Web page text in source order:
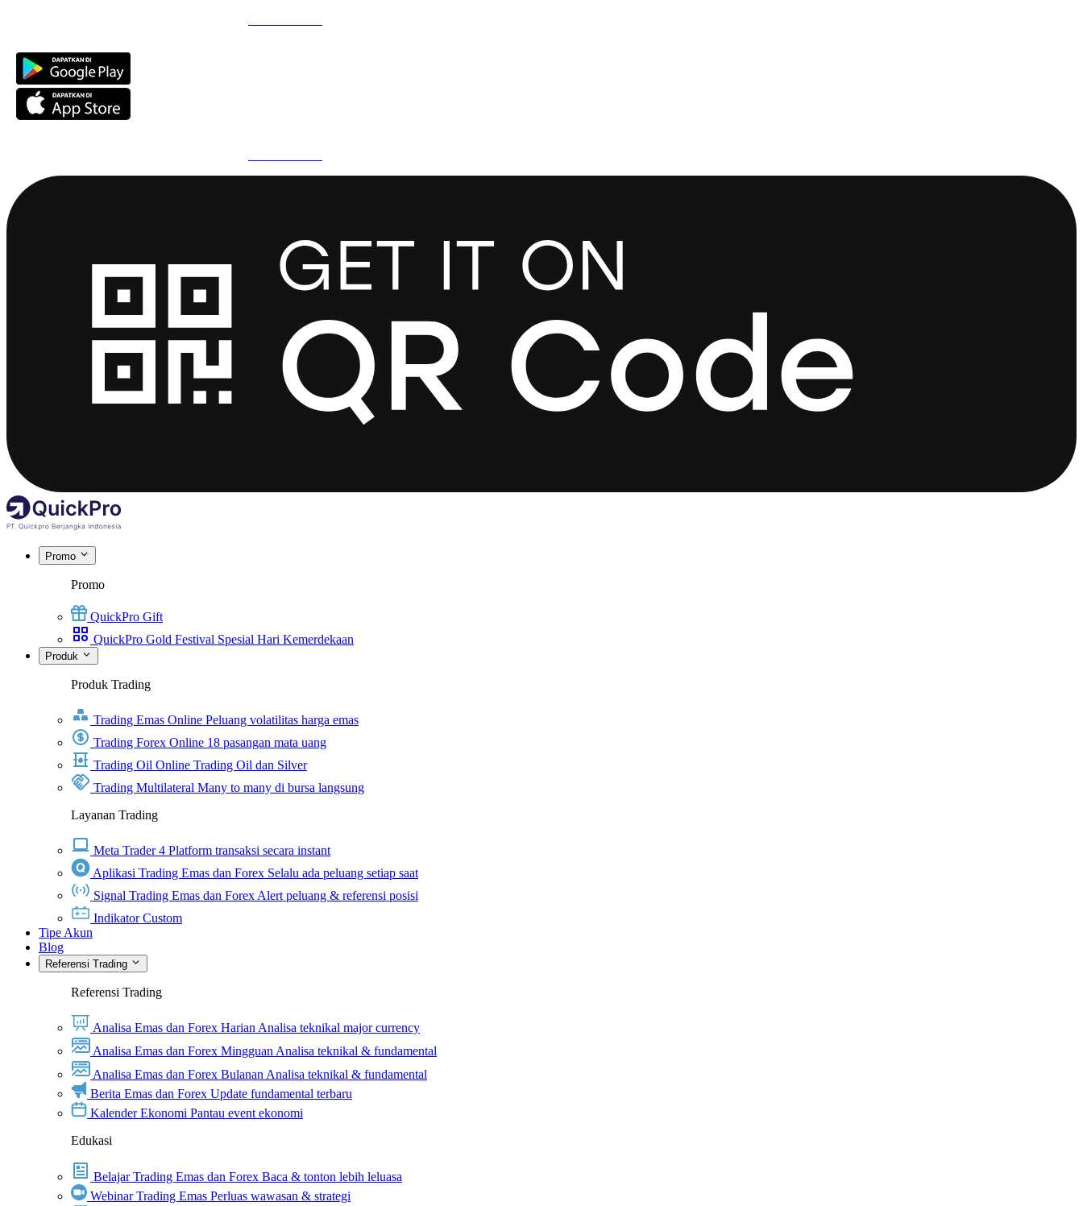
Promo
Promo
QuickPro Gift
QuickPro Gold Festival Spesial Hari Kemerdekaan
Produk
Produk Trading
Trading Emas Online Peluang volatilitas harga emas
Trading Forex Online 18 pasangan mata uang
Trading Oil Online Trading Oil dan Silver
Trading Multilateral Many to many di bursa langsung
Layanan Trading
Meta Trader 4 Platform transaksi secara instant
Aplikasi Trading Emas dan Forex Selalu ada peluang setiap saat
Signal Trading Emas dan Forex Alert peluang & referensi posisi
Indikator Custom
Tipe Akun
Blog
Referensi Trading
Referensi Trading
Analisa Emas dan Forex HarianAnalisa teknikal major currency
Analisa Emas dan Forex MingguanAnalisa teknikal & fundamental
Analisa Emas dan Forex BulananAnalisa teknikal & fundamental
Berita Emas dan Forex Update fundamental terbaru
Kalender Ekonomi Pantau event ekonomi
Edukasi
Belajar Trading Emas dan Forex Baca & tonton lebih leluasa
Webinar Trading Emas Perluas wawasan & strategi